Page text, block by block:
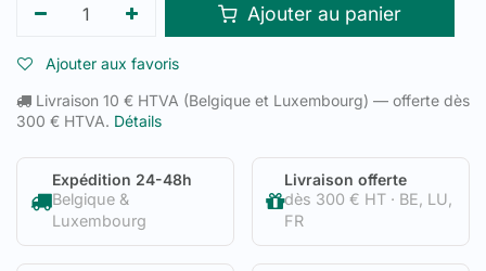
Ajouter au panier
Ajouter aux favoris
Livraison 10 € HTVA (Belgique et Luxembourg) — offerte dès
300 € HTVA. Détails
Expédition 24-48h
Belgique &
Luxembourg
Livraison offerte
dès 300 € HT · BE, LU,
FR